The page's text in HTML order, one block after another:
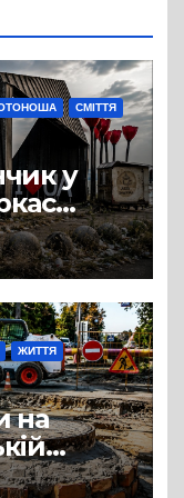
СМІТТЯ
у
ЖИТТЯ
на
із